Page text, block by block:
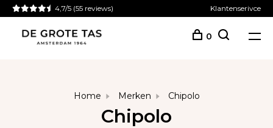
4,7/5 (55 reviews) Klantenserivce
0
Home Merken Chipolo
Chipolo